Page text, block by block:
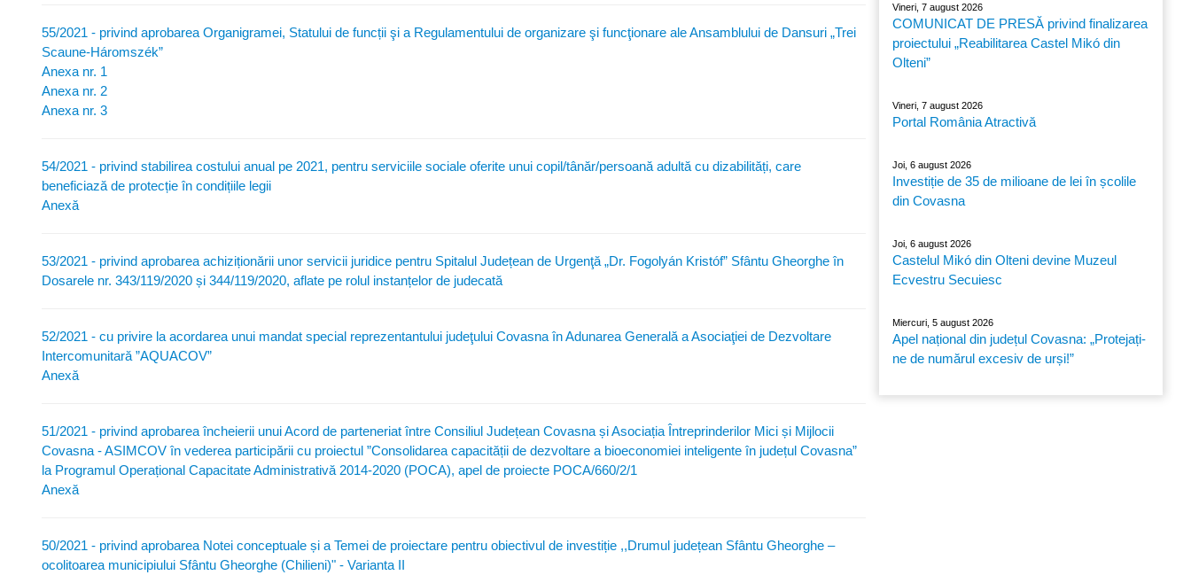
55/2021 - privind aprobarea Organigramei, Statului de funcții şi a Regulamentului de organizare şi funcţionare ale Ansamblului de Dansuri „Trei
Scaune-Háromszék”
Anexa nr. 1
Anexa nr. 2
Anexa nr. 3
54/2021 - privind stabilirea costului anual pe 2021, pentru serviciile sociale oferite unui copil/tânăr/persoană adultă cu dizabilități, care
beneficiază de protecție în condițiile legii
Anexă
53/2021 - privind aprobarea achiziționării unor servicii juridice pentru Spitalul Județean de Urgenţă „Dr. Fogolyán Kristóf” Sfântu Gheorghe în
Dosarele nr. 343/119/2020 și 344/119/2020, aflate pe rolul instanțelor de judecată
52/2021 - cu privire la acordarea unui mandat special reprezentantului judeţului Covasna în Adunarea Generală a Asociaţiei de Dezvoltare
Intercomunitară ”AQUACOV”
Anexă
51/2021 - privind aprobarea încheierii unui Acord de parteneriat între Consiliul Județean Covasna și Asociația Întreprinderilor Mici și Mijlocii
Covasna - ASIMCOV în vederea participării cu proiectul ”Consolidarea capacității de dezvoltare a bioeconomiei inteligente în județul Covasna”
la Programul Operațional Capacitate Administrativă 2014-2020 (POCA), apel de proiecte POCA/660/2/1
Anexă
50/2021 - privind aprobarea Notei conceptuale și a Temei de proiectare pentru obiectivul de investiție ,,Drumul județean Sfântu Gheorghe –
ocolitoarea municipiului Sfântu Gheorghe (Chilieni)" - Varianta II
Vineri, 7 august 2026
COMUNICAT DE PRESĂ privind finalizarea
proiectului „Reabilitarea Castel Mikó din
Olteni”
Vineri, 7 august 2026
Portal România Atractivă
Joi, 6 august 2026
Investiție de 35 de milioane de lei în școlile
din Covasna
Joi, 6 august 2026
Castelul Mikó din Olteni devine Muzeul
Ecvestru Secuiesc
Miercuri, 5 august 2026
Apel național din județul Covasna: „Protejați-
ne de numărul excesiv de urși!”